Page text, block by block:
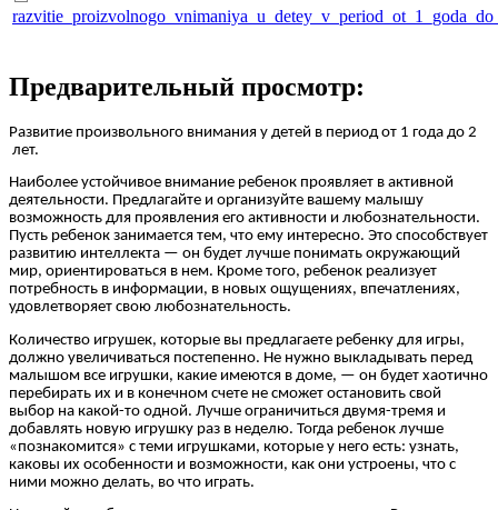
Предварительный просмотр:
Развитие произвольного внимания у детей в период от 1 года до 2
лет.
Наиболее устойчивое внимание ребенок проявляет в активной
деятельности. Предлагайте и организуйте вашему малышу
возможность для проявления его активности и любознательности.
Пусть ребенок занимается тем, что ему интересно. Это способствует
развитию интеллекта — он будет лучше понимать окружающий
мир, ориентироваться в нем. Кроме того, ребенок реализует
потребность в информации, в новых ощущениях, впечатлениях,
удовлетворяет свою любознательность.
Количество игрушек, которые вы предлагаете ребенку для игры,
должно увеличиваться постепенно. Не нужно выкладывать перед
малышом все игрушки, какие имеются в доме, — он будет хаотично
перебирать их и в конечном счете не сможет остановить свой
выбор на какой-то одной. Лучше ограничиться двумя-тремя и
добавлять новую игрушку раз в неделю. Тогда ребенок лучше
«познакомится» с теми игрушками, которые у него есть: узнать,
каковы их особенности и возможности, как они устроены, что с
ними можно делать, во что играть.